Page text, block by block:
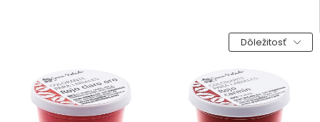
Dôležitosť